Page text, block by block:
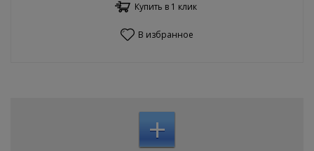
Купить в 1 клик
В избранное
+